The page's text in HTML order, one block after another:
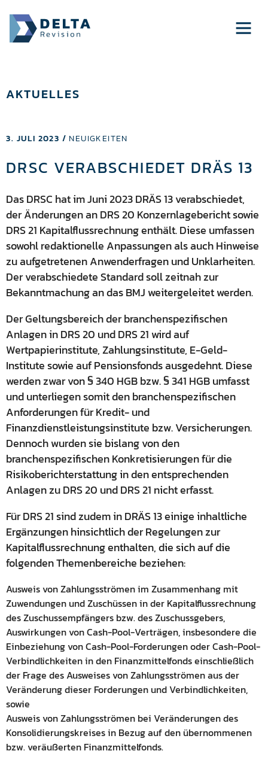
AKTUELLES
3. JULI 2023 / NEUIGKEITEN
DRSC VERABSCHIEDET DRÄS 13
Das DRSC hat im Juni 2023 DRÄS 13 verabschiedet,
der Änderungen an DRS 20 Konzernlagebericht sowie
DRS 21 Kapitalflussrechnung enthält. Diese umfassen
sowohl redaktionelle Anpassungen als auch Hinweise
zu aufgetretenen Anwenderfragen und Unklarheiten.
Der verabschiedete Standard soll zeitnah zur
Bekanntmachung an das BMJ weitergeleitet werden.
Der Geltungsbereich der branchenspezifischen
Anlagen in DRS 20 und DRS 21 wird auf
Wertpapierinstitute, Zahlungsinstitute, E-Geld-
Institute sowie auf Pensionsfonds ausgedehnt. Diese
werden zwar von § 340 HGB bzw. § 341 HGB umfasst
und unterliegen somit den branchenspezifischen
Anforderungen für Kredit- und
Finanzdienstleistungsinstitute bzw. Versicherungen.
Dennoch wurden sie bislang von den
branchenspezifischen Konkretisierungen für die
Risikoberichterstattung in den entsprechenden
Anlagen zu DRS 20 und DRS 21 nicht erfasst.
Für DRS 21 sind zudem in DRÄS 13 einige inhaltliche
Ergänzungen hinsichtlich der Regelungen zur
Kapitalflussrechnung enthalten, die sich auf die
folgenden Themenbereiche beziehen:
Ausweis von Zahlungsströmen im Zusammenhang mit
Zuwendungen und Zuschüssen in der Kapitalflussrechnung
des Zuschussempfängers bzw. des Zuschussgebers,
Auswirkungen von Cash-Pool-Verträgen, insbesondere die
Einbeziehung von Cash-Pool-Forderungen oder Cash-Pool-
Verbindlichkeiten in den Finanzmittelfonds einschließlich
der Frage des Ausweises von Zahlungsströmen aus der
Veränderung dieser Forderungen und Verbindlichkeiten,
sowie
Ausweis von Zahlungsströmen bei Veränderungen des
Konsolidierungskreises in Bezug auf den übernommenen
bzw. veräußerten Finanzmittelfonds.